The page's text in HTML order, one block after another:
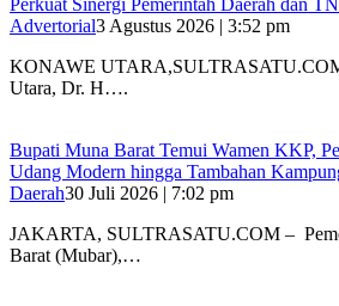
Perkuat Sinergi Pemerintah Daerah dan
Advertorial3 Agustus 2026 | 3:52 pm
‎KONAWE
Utara, Dr. H….
‎Bupati Muna Barat Temui Wamen KKP,
Udang Modern hingga Tambahan
Daerah30 Juli 2026 | 7:02 pm
‎JAKARTA, SULTRASATU.COM –
Barat (Mubar),…